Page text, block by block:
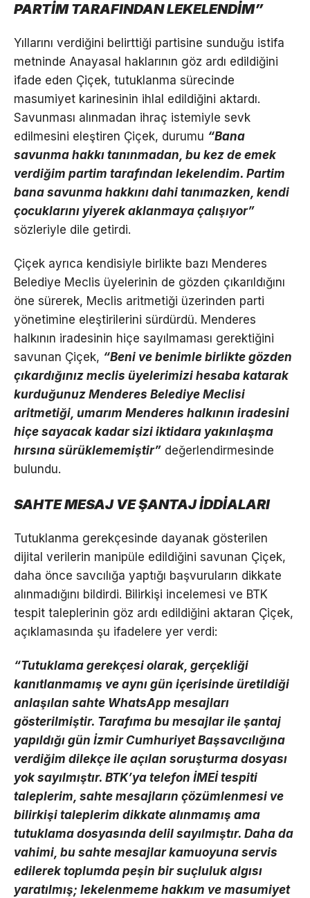
PARTİM TARAFINDAN LEKELENDİM”
Yıllarını verdiğini belirttiği partisine sunduğu istifa
metninde Anayasal haklarının göz ardı edildiğini
ifade eden Çiçek, tutuklanma sürecinde
masumiyet karinesinin ihlal edildiğini aktardı.
Savunması alınmadan ihraç istemiyle sevk
edilmesini eleştiren Çiçek, durumu “Bana
savunma hakkı tanınmadan, bu kez de emek
verdiğim partim tarafından lekelendim. Partim
bana savunma hakkını dahi tanımazken, kendi
çocuklarını yiyerek aklanmaya çalışıyor”
sözleriyle dile getirdi.
Çiçek ayrıca kendisiyle birlikte bazı Menderes
Belediye Meclis üyelerinin de gözden çıkarıldığını
öne sürerek, Meclis aritmetiği üzerinden parti
yönetimine eleştirilerini sürdürdü. Menderes
halkının iradesinin hiçe sayılmaması gerektiğini
savunan Çiçek, “Beni ve benimle birlikte gözden
çıkardığınız meclis üyelerimizi hesaba katarak
kurduğunuz Menderes Belediye Meclisi
aritmetiği, umarım Menderes halkının iradesini
hiçe sayacak kadar sizi iktidara yakınlaşma
hırsına sürüklememiştir” değerlendirmesinde
bulundu.
SAHTE MESAJ VE ŞANTAJ İDDİALARI
Tutuklanma gerekçesinde dayanak gösterilen
dijital verilerin manipüle edildiğini savunan Çiçek,
daha önce savcılığa yaptığı başvuruların dikkate
alınmadığını bildirdi. Bilirkişi incelemesi ve BTK
tespit taleplerinin göz ardı edildiğini aktaran Çiçek,
açıklamasında şu ifadelere yer verdi:
“Tutuklama gerekçesi olarak, gerçekliği
kanıtlanmamış ve aynı gün içerisinde üretildiği
anlaşılan sahte WhatsApp mesajları
gösterilmiştir. Tarafıma bu mesajlar ile şantaj
yapıldığı gün İzmir Cumhuriyet Başsavcılığına
verdiğim dilekçe ile açılan soruşturma dosyası
yok sayılmıştır. BTK’ya telefon İMEİ tespiti
taleplerim, sahte mesajların çözümlenmesi ve
bilirkişi taleplerim dikkate alınmamış ama
tutuklama dosyasında delil sayılmıştır. Daha da
vahimi, bu sahte mesajlar kamuoyuna servis
edilerek toplumda peşin bir suçluluk algısı
yaratılmış; lekelenmeme hakkım ve masumiyet